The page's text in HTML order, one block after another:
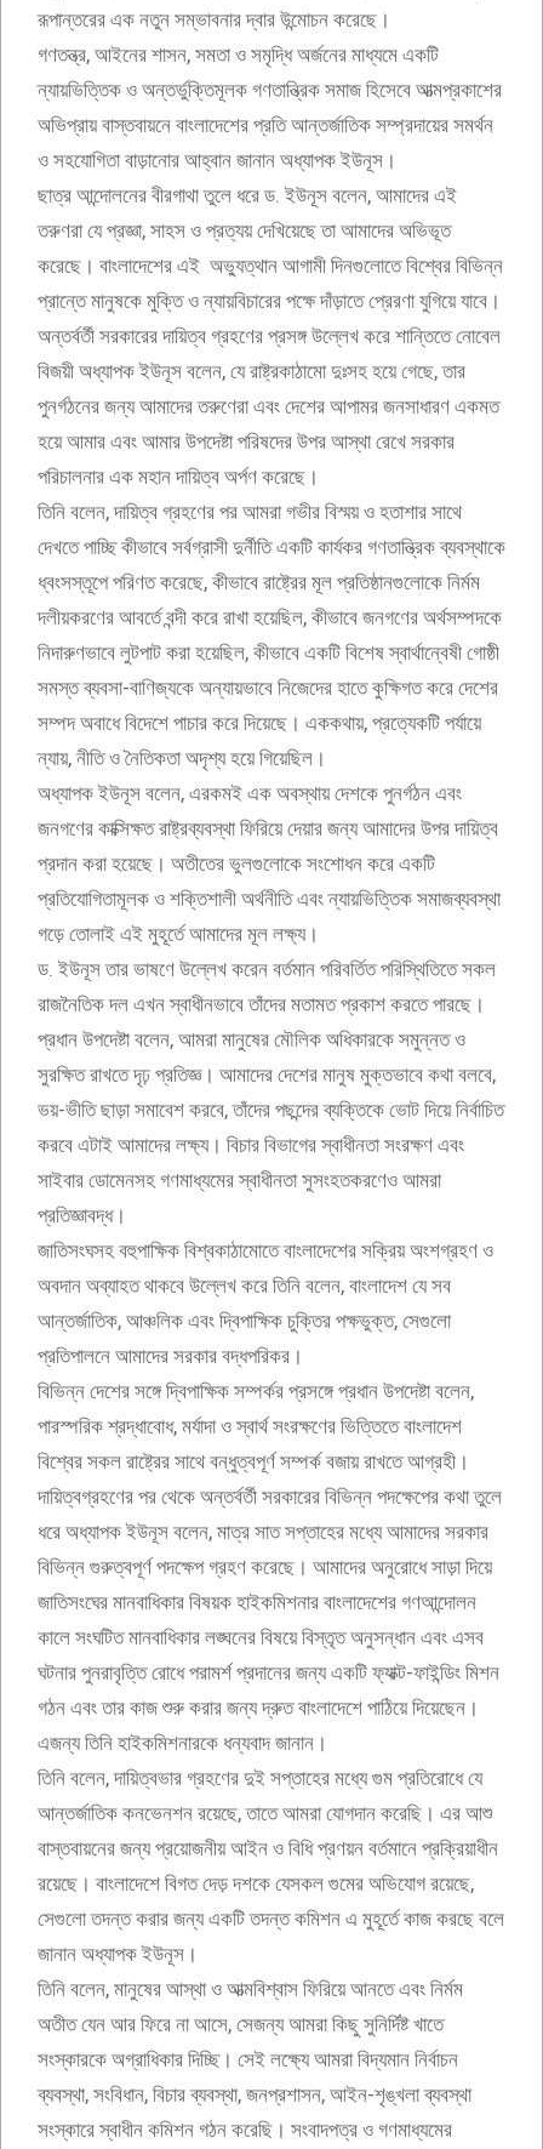
রূপান্তরের এক নতুন সম্ভাবনার দ্বার উন্মোচন করেছে।
গণতন্ত্র, আইনের শাসন, সমতা ও সমৃদ্ধি অর্জনের মাধ্যমে একটি
ন্যায়ভিত্তিক ও অন্তর্ভুক্তিমূলক গণতান্ত্রিক সমাজ হিসেবে আত্মপ্রকাশের
অভিপ্রায় বাস্তবায়নে বাংলাদেশের প্রতি আন্তর্জাতিক সম্প্রদায়ের সমর্থন
ও সহযোগিতা বাড়ানোর আহ্বান জানান অধ্যাপক ইউনূস।
ছাত্র আন্দোলনের বীরগাথা তুলে ধরে ড. ইউনূস বলেন, আমাদের এই
তরুণরা যে প্রজ্ঞা, সাহস ও প্রত্যয় দেখিয়েছে তা আমাদের অভিভূত
করেছে। বাংলাদেশের এই অভ্যুত্থান আগামী দিনগুলোতে বিশ্বের বিভিন্ন
প্রান্তে মানুষকে মুক্তি ও ন্যায়বিচারের পক্ষে দাঁড়াতে প্রেরণা যুগিয়ে যাবে।
অন্তর্বর্তী সরকারের দায়িত্ব গ্রহণের প্রসঙ্গ উল্লেখ করে শান্তিতে নোবেল
বিজয়ী অধ্যাপক ইউনূস বলেন, যে রাষ্ট্রকাঠামো দুঃসহ হয়ে গেছে, তার
পুনর্গঠনের জন্য আমাদের তরুণেরা এবং দেশের আপামর জনসাধারণ একমত
হয়ে আমার এবং আমার উপদেষ্টা পরিষদের উপর আস্থা রেখে সরকার
পরিচালনার এক মহান দায়িত্ব অর্পণ করেছে।
তিনি বলেন, দায়িত্ব গ্রহণের পর আমরা গভীর বিস্ময় ও হতাশার সাথে
দেখতে পাচ্ছি কীভাবে সর্বগ্রাসী দুর্নীতি একটি কার্যকর গণতান্ত্রিক ব্যবস্থাকে
ধ্বংসস্তূপে পরিণত করেছে, কীভাবে রাষ্ট্রের মূল প্রতিষ্ঠানগুলোকে নির্মম
দলীয়করণের আবর্তে বন্দী করে রাখা হয়েছিল, কীভাবে জনগণের অর্থসম্পদকে
নিদারুণভাবে লুটপাট করা হয়েছিল, কীভাবে একটি বিশেষ স্বার্থান্বেষী গোষ্ঠী
সমস্ত ব্যবসা-বাণিজ্যকে অন্যায়ভাবে নিজেদের হাতে কুক্ষিগত করে দেশের
সম্পদ অবাধে বিদেশে পাচার করে দিয়েছে। এককথায়, প্রত্যেকটি পর্যায়ে
ন্যায়, নীতি ও নৈতিকতা অদৃশ্য হয়ে গিয়েছিল।
অধ্যাপক ইউনূস বলেন, এরকমই এক অবস্থায় দেশকে পুনর্গঠন এবং
জনগণের কাক্সিক্ষত রাষ্ট্রব্যবস্থা ফিরিয়ে দেয়ার জন্য আমাদের উপর দায়িত্ব
প্রদান করা হয়েছে। অতীতের ভুলগুলোকে সংশোধন করে একটি
প্রতিযোগিতামূলক ও শক্তিশালী অর্থনীতি এবং ন্যায়ভিত্তিক সমাজব্যবস্থা
গড়ে তোলাই এই মুহূর্তে আমাদের মূল লক্ষ্য।
ড. ইউনূস তার ভাষণে উল্লেখ করেন বর্তমান পরিবর্তিত পরিস্থিতিতে সকল
রাজনৈতিক দল এখন স্বাধীনভাবে তাঁদের মতামত প্রকাশ করতে পারছে।
প্রধান উপদেষ্টা বলেন, আমরা মানুষের মৌলিক অধিকারকে সমুন্নত ও
সুরক্ষিত রাখতে দৃঢ় প্রতিজ্ঞ। আমাদের দেশের মানুষ মুক্তভাবে কথা বলবে,
ভয়-ভীতি ছাড়া সমাবেশ করবে, তাঁদের পছন্দের ব্যক্তিকে ভোট দিয়ে নির্বাচিত
করবে এটাই আমাদের লক্ষ্য। বিচার বিভাগের স্বাধীনতা সংরক্ষণ এবং
সাইবার ডোমেনসহ গণমাধ্যমের স্বাধীনতা সুসংহতকরণেও আমরা
প্রতিজ্ঞাবদ্ধ।
জাতিসংঘসহ বহুপাক্ষিক বিশ্বকাঠামোতে বাংলাদেশের সক্রিয় অংশগ্রহণ ও
অবদান অব্যাহত থাকবে উল্লেখ করে তিনি বলেন, বাংলাদেশ যে সব
আন্তর্জাতিক, আঞ্চলিক এবং দ্বিপাক্ষিক চুক্তির পক্ষভুক্ত, সেগুলো
প্রতিপালনে আমাদের সরকার বদ্ধপরিকর।
বিভিন্ন দেশের সঙ্গে দ্বিপাক্ষিক সম্পর্কর প্রসঙ্গে প্রধান উপদেষ্টা বলেন,
পারস্পরিক শ্রদ্ধাবোধ, মর্যাদা ও স্বার্থ সংরক্ষণের ভিত্তিতে বাংলাদেশ
বিশ্বের সকল রাষ্ট্রের সাথে বন্ধুত্বপূর্ণ সম্পর্ক বজায় রাখতে আগ্রহী।
দায়িত্বগ্রহণের পর থেকে অন্তর্বর্তী সরকারের বিভিন্ন পদক্ষেপের কথা তুলে
ধরে অধ্যাপক ইউনূস বলেন, মাত্র সাত সপ্তাহের মধ্যে আমাদের সরকার
বিভিন্ন গুরুত্বপূর্ণ পদক্ষেপ গ্রহণ করেছে। আমাদের অনুরোধে সাড়া দিয়ে
জাতিসংঘের মানবাধিকার বিষয়ক হাইকমিশনার বাংলাদেশের গণআন্দোলন
কালে সংঘটিত মানবাধিকার লঙ্ঘনের বিষয়ে বিস্তৃত অনুসন্ধান এবং এসব
ঘটনার পুনরাবৃত্তি রোধে পরামর্শ প্রদানের জন্য একটি ফ্যাক্ট-ফাইন্ডিং মিশন
গঠন এবং তার কাজ শুরু করার জন্য দ্রুত বাংলাদেশে পাঠিয়ে দিয়েছেন।
এজন্য তিনি হাইকমিশনারকে ধন্যবাদ জানান।
তিনি বলেন, দায়িত্বভার গ্রহণের দুই সপ্তাহের মধ্যে গুম প্রতিরোধে যে
আন্তর্জাতিক কনভেনশন রয়েছে, তাতে আমরা যোগদান করেছি। এর আশু
বাস্তবায়নের জন্য প্রয়োজনীয় আইন ও বিধি প্রণয়ন বর্তমানে প্রক্রিয়াধীন
রয়েছে। বাংলাদেশে বিগত দেড় দশকে যেসকল গুমের অভিযোগ রয়েছে,
সেগুলো তদন্ত করার জন্য একটি তদন্ত কমিশন এ মুহূর্তে কাজ করছে বলে
জানান অধ্যাপক ইউনূস।
তিনি বলেন, মানুষের আস্থা ও আত্মবিশ্বাস ফিরিয়ে আনতে এবং নির্মম
অতীত যেন আর ফিরে না আসে, সেজন্য আমরা কিছু সুনির্দিষ্ট খাতে
সংস্কারকে অগ্রাধিকার দিচ্ছি। সেই লক্ষ্যে আমরা বিদ্যমান নির্বাচন
ব্যবস্থা, সংবিধান, বিচার ব্যবস্থা, জনপ্রশাসন, আইন-শৃঙ্খলা ব্যবস্থা
সংস্কারে স্বাধীন কমিশন গঠন করেছি। সংবাদপত্র ও গণমাধ্যমের